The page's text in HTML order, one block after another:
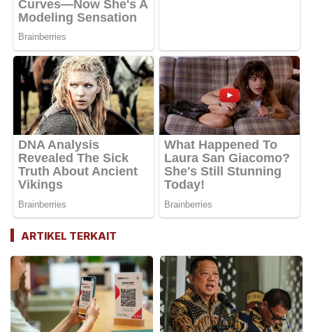
ARTIKEL TERKAIT